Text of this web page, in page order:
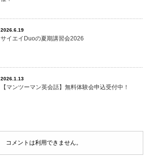
2026.6.19
サイエイDuoの夏期講習会2026
2026.1.13
【マンツーマン英会話】無料体験会申込受付中！
コメントは利用できません。